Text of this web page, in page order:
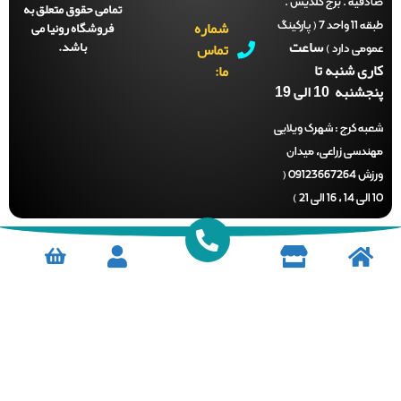
طبقه 11 واحد 7 ( پارکینگ
دارد )ساعت
شنبه تا
10 الی 19
کرج :شهرک ویلایی
زراعی، میدان
ورزش 09123667264 (
شماره
تماس
تمامی حقوق متعلق به
فروشگاه رونیا می
باشد.